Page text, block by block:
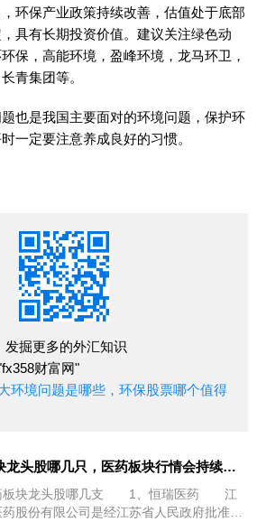
保产业政策持续改善，估值处于底部
具有长期投资价值。建议关注绿色动
保，高能环境，盈峰环境，龙马环卫，
青集团等。
是我国主要面对的环境问题，保护环
一定要注意养成良好的习惯。
发掘更多的外汇知识
财富网"
环境问题是哪些，环保股票哪个值得
医药板块龙头股哪几只，医药板块行情会持续多久
块龙头股哪几支 1、恒瑞医药 江
股份有限公司是经江苏省人民政府批准，